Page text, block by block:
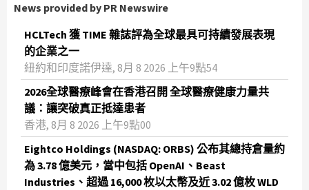
News provided by PR Newswire
HCLTech 獲 TIME 雜誌評為全球最具可持續發展表現
的企業之一
紐約和印度諾伊達, 8月 8 2026 上午9點54
2026全球醫療峰會在香港召開 全球醫療健康力量共
議：讓突破真正抵達患者
香港, 8月 8 2026 上午9點00
Eightco Holdings (NASDAQ: ORBS) 公布其總持倉量約
為 3.78 億美元，當中包括 OpenAI、Beast
Industries、超過 16,000 枚以太幣及近 3.02 億枚 WLD